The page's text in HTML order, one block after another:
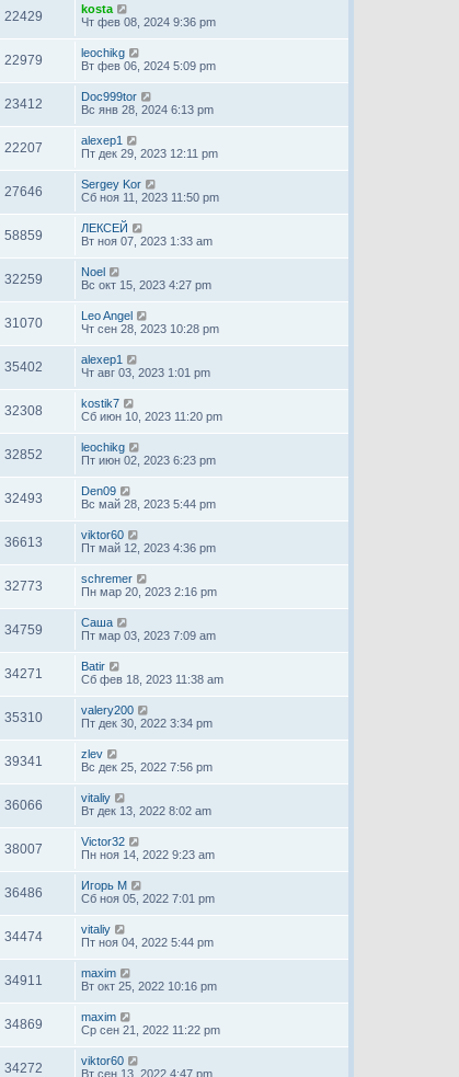
22429
kosta
Чт фев 08, 2024 9:36 pm
22979
leochikg
Вт фев 06, 2024 5:09 pm
23412
Doc999tor
Вс янв 28, 2024 6:13 pm
22207
alexep1
Пт дек 29, 2023 12:11 pm
27646
Sergey Kor
Сб ноя 11, 2023 11:50 pm
58859
ЛЕКСЕЙ
Вт ноя 07, 2023 1:33 am
32259
Noel
Вс окт 15, 2023 4:27 pm
31070
Leo Angel
Чт сен 28, 2023 10:28 pm
35402
alexep1
Чт авг 03, 2023 1:01 pm
32308
kostik7
Сб июн 10, 2023 11:20 pm
32852
leochikg
Пт июн 02, 2023 6:23 pm
32493
Den09
Вс май 28, 2023 5:44 pm
36613
viktor60
Пт май 12, 2023 4:36 pm
32773
schremer
Пн мар 20, 2023 2:16 pm
34759
Саша
Пт мар 03, 2023 7:09 am
34271
Batir
Сб фев 18, 2023 11:38 am
35310
valery200
Пт дек 30, 2022 3:34 pm
39341
zlev
Вс дек 25, 2022 7:56 pm
36066
vitaliy
Вт дек 13, 2022 8:02 am
38007
Victor32
Пн ноя 14, 2022 9:23 am
36486
Игорь М
Сб ноя 05, 2022 7:01 pm
34474
vitaliy
Пт ноя 04, 2022 5:44 pm
34911
maxim
Вт окт 25, 2022 10:16 pm
34869
maxim
Ср сен 21, 2022 11:22 pm
34272
viktor60
Вт сен 13, 2022 4:47 pm